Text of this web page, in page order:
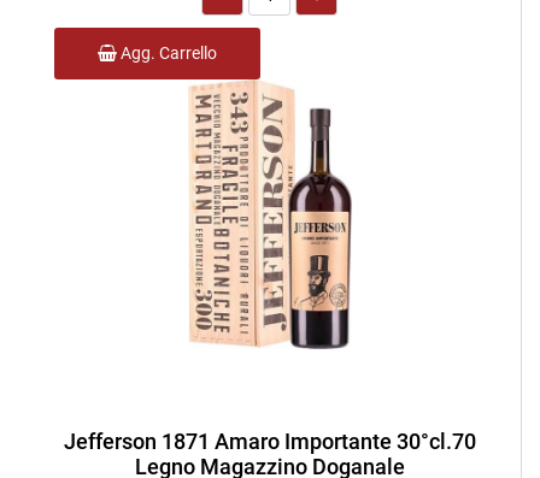
Agg. Carrello
Jefferson 1871 Amaro Importante 30°cl.70
Legno Magazzino Doganale